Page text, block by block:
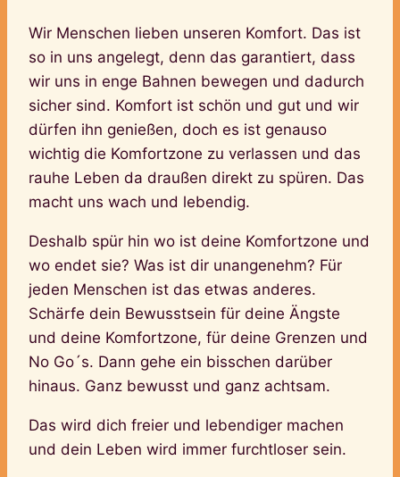
Wir Menschen lieben unseren Komfort. Das ist
so in uns angelegt, denn das garantiert, dass
wir uns in enge Bahnen bewegen und dadurch
sicher sind. Komfort ist schön und gut und wir
dürfen ihn genießen, doch es ist genauso
wichtig die Komfortzone zu verlassen und das
rauhe Leben da draußen direkt zu spüren. Das
macht uns wach und lebendig.
Deshalb spür hin wo ist deine Komfortzone und
wo endet sie? Was ist dir unangenehm? Für
jeden Menschen ist das etwas anderes.
Schärfe dein Bewusstsein für deine Ängste
und deine Komfortzone, für deine Grenzen und
No Go´s. Dann gehe ein bisschen darüber
hinaus. Ganz bewusst und ganz achtsam.
Das wird dich freier und lebendiger machen
und dein Leben wird immer furchtloser sein.